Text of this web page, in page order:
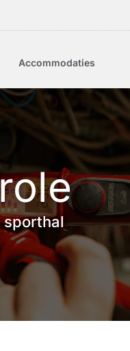
Accommodaties